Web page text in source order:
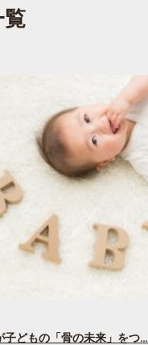
覧
子どもの「骨の未来」をつ…